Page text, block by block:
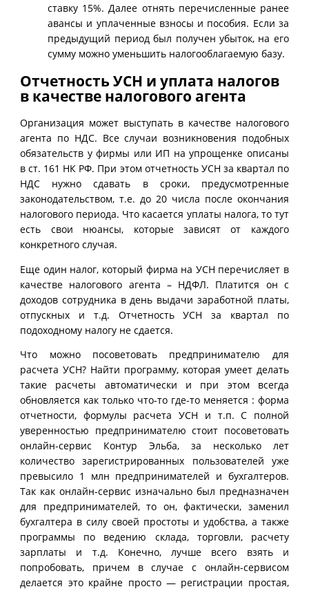
ставку 15%. Далее отнять перечисленные ранее
авансы и уплаченные взносы и пособия. Если за
предыдущий период был получен убыток, на его
сумму можно уменьшить налогооблагаемую базу.
Отчетность УСН и уплата налогов
в качестве налогового агента
Организация может выступать в качестве налогового
агента по НДС. Все случаи возникновения подобных
обязательств у фирмы или ИП на упрощенке описаны
в ст. 161 НК РФ. При этом отчетность УСН за квартал по
НДС нужно сдавать в сроки, предусмотренные
законодательством, т.е. до 20 числа после окончания
налогового периода. Что касается уплаты налога, то тут
есть свои нюансы, которые зависят от каждого
конкретного случая.
Еще один налог, который фирма на УСН перечисляет в
качестве налогового агента – НДФЛ. Платится он с
доходов сотрудника в день выдачи заработной платы,
отпускных и т.д. Отчетность УСН за квартал по
подоходному налогу не сдается.
Что можно посоветовать предпринимателю для
расчета УСН? Найти программу, которая умеет делать
такие расчеты автоматически и при этом всегда
обновляется как только что-то где-то меняется : форма
отчетности, формулы расчета УСН и т.п. С полной
уверенностью предпринимателю стоит посоветовать
онлайн-сервис Контур Эльба, за несколько лет
количество зарегистрированных пользователей уже
превысило 1 млн предпринимателей и бухгалтеров.
Так как онлайн-сервис изначально был предназначен
для предпринимателей, то он, фактически, заменил
бухгалтера в силу своей простоты и удобства, а также
программы по ведению склада, торговли, расчету
зарплаты и т.д. Конечно, лучше всего взять и
попробовать, причем в случае с онлайн-сервисом
делается это крайне просто — регистрации простая,